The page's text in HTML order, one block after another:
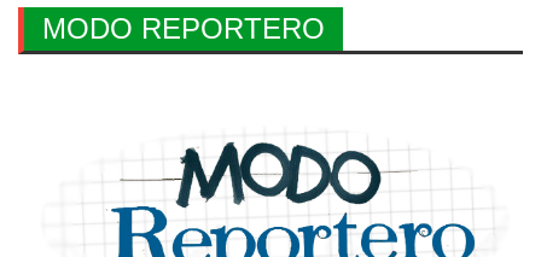
MODO REPORTERO